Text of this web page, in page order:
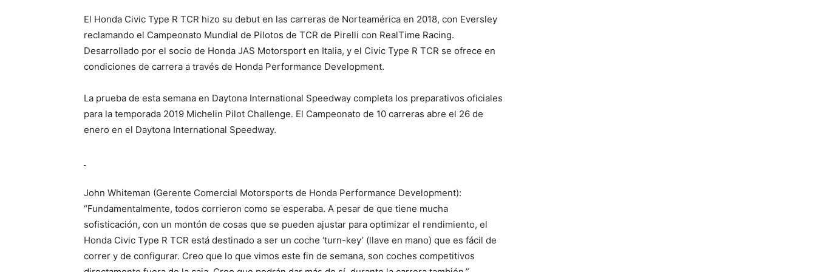
El Honda Civic Type R TCR hizo su debut en las carreras de Norteamérica en 2018, con Eversley
reclamando el Campeonato Mundial de Pilotos de TCR de Pirelli con RealTime Racing.
Desarrollado por el socio de Honda JAS Motorsport en Italia, y el Civic Type R TCR se ofrece en
condiciones de carrera a través de Honda Performance Development.
La prueba de esta semana en Daytona International Speedway completa los preparativos oficiales
para la temporada 2019 Michelin Pilot Challenge. El Campeonato de 10 carreras abre el 26 de
enero en el Daytona International Speedway.
John Whiteman (Gerente Comercial Motorsports de Honda Performance Development):
“Fundamentalmente, todos corrieron como se esperaba. A pesar de que tiene mucha
sofisticación, con un montón de cosas que se pueden ajustar para optimizar el rendimiento, el
Honda Civic Type R TCR está destinado a ser un coche ‘turn-key’ (llave en mano) que es fácil de
correr y de configurar. Creo que lo que vimos este fin de semana, son coches competitivos